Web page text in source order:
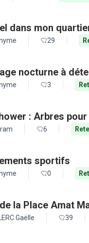
dans mon
29
nocturne à
3
: Arbres
6
sportifs
0
la Place Amat
Gaëlle 39